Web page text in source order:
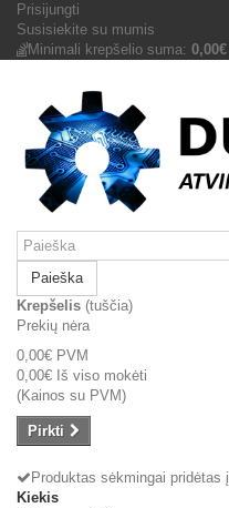
Prisijungti
Susisiekite su mumis
Minimali krepšelio suma: 0,00€
Paieška
Krepšelis (tuščia)
Prekių nėra
0,00€ PVM
0,00€ Iš viso mokėti
(Kainos su PVM)
Pirkti
Produktas sėkmingai pridėtas
Kiekis